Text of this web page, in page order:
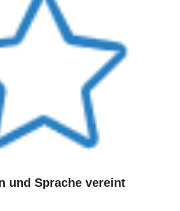
und Sprache vereint